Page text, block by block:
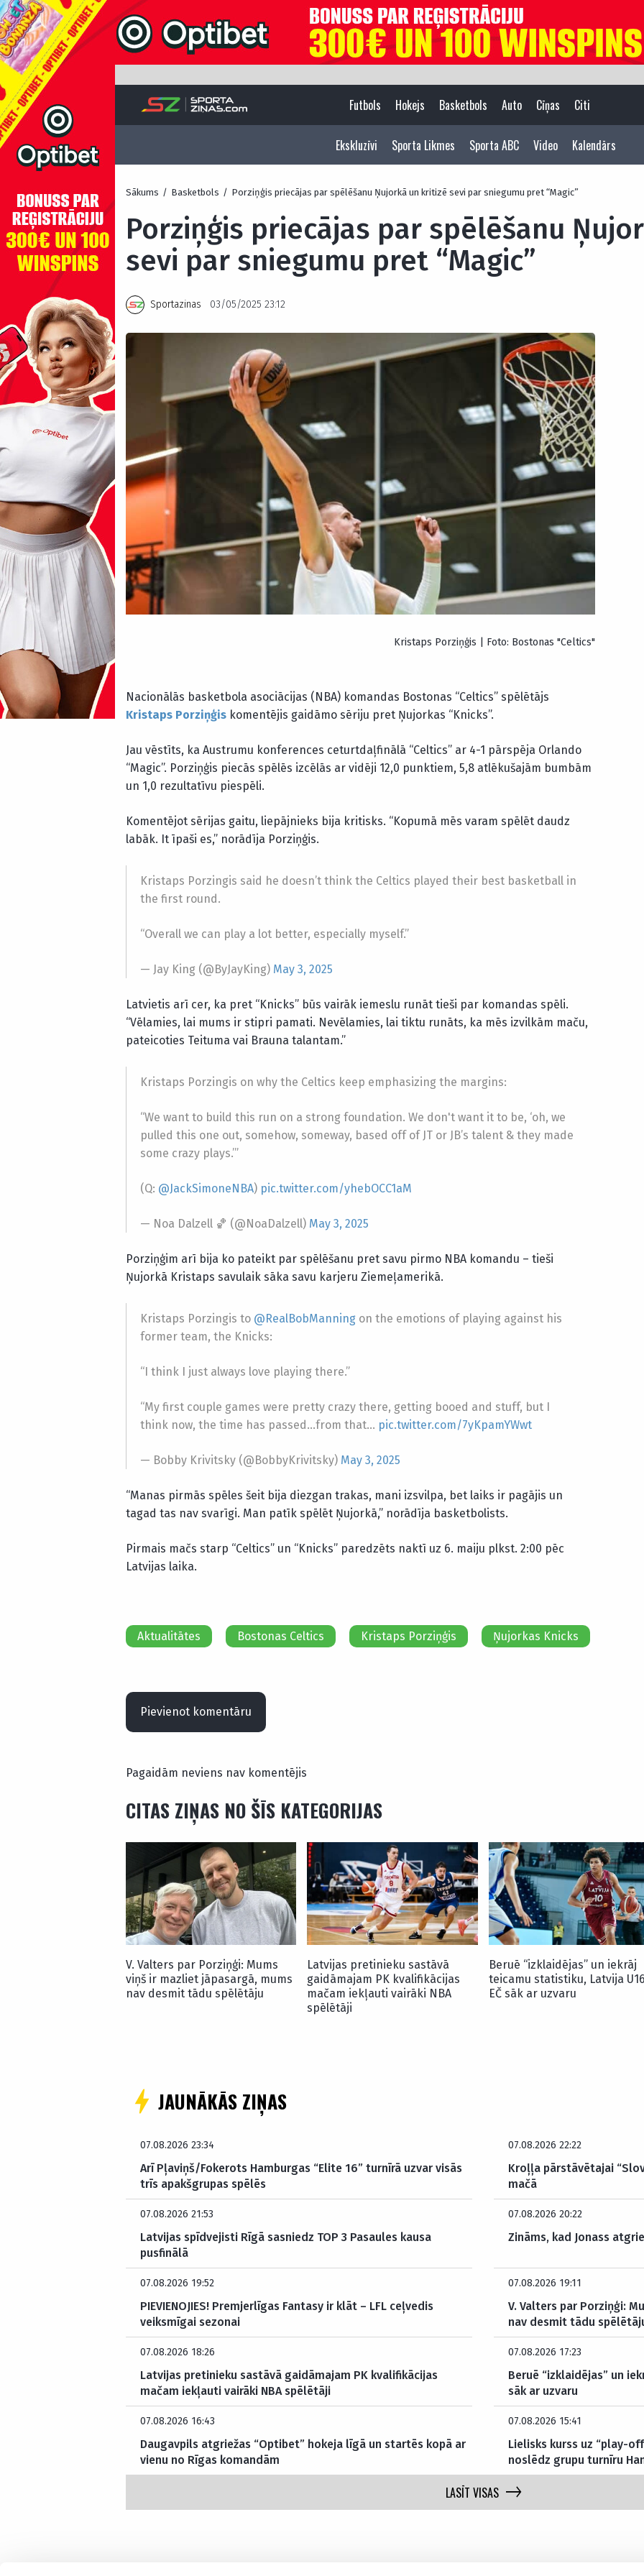
Futbols Hokejs Basketbols Auto Cīņas Citi
Ekskluzīvi Sporta Likmes Sporta ABC Video Kalendārs
Sākums / Basketbols / Porziņģis priecājas par spēlēšanu Ņujorkā un kritizē sevi par sniegumu pret “Magic”
Porziņģis priecājas par spēlēšanu
sevi par sniegumu pret “Magic”
Sportazinas 03/05/2025 23:12
Kristaps Porziņģis | Foto: Bostonas "Celtics"
Nacionālās basketbola asociācijas (NBA) komandas Bostonas “Celtics” spēlētājs
Kristaps Porziņģis komentējis gaidāmo sēriju pret Ņujorkas “Knicks”.
Jau vēstīts, ka Austrumu konferences ceturtdaļfinālā “Celtics” ar 4-1 pārspēja Orlando
“Magic”. Porziņģis piecās spēlēs izcēlās ar vidēji 12,0 punktiem, 5,8 atlēkušajām bumbām
un 1,0 rezultatīvu piespēli.
Komentējot sērijas gaitu, liepājnieks bija kritisks. “Kopumā mēs varam spēlēt daudz
labāk. It īpaši es,” norādīja Porziņģis.
Kristaps Porzingis said he doesn’t think the Celtics played their best basketball in
the first round.
“Overall we can play a lot better, especially myself.”
— Jay King (@ByJayKing) May 3, 2025
Latvietis arī cer, ka pret “Knicks” būs vairāk iemeslu runāt tieši par komandas spēli.
“Vēlamies, lai mums ir stipri pamati. Nevēlamies, lai tiktu runāts, ka mēs izvilkām maču,
pateicoties Teituma vai Brauna talantam.”
Kristaps Porzingis on why the Celtics keep emphasizing the margins:
“We want to build this run on a strong foundation. We don't want it to be, ‘oh, we
pulled this one out, somehow, someway, based off of JT or JB’s talent & they made
some crazy plays.’”
(Q: @JackSimoneNBA) pic.twitter.com/yhebOCC1aM
— Noa Dalzell 🏀 (@NoaDalzell) May 3, 2025
Porziņģim arī bija ko pateikt par spēlēšanu pret savu pirmo NBA komandu – tieši
Ņujorkā Kristaps savulaik sāka savu karjeru Ziemeļamerikā.
Kristaps Porzingis to @RealBobManning on the emotions of playing against his
former team, the Knicks:
“I think I just always love playing there.”
“My first couple games were pretty crazy there, getting booed and stuff, but I
think now, the time has passed…from that… pic.twitter.com/7yKpamYWwt
— Bobby Krivitsky (@BobbyKrivitsky) May 3, 2025
“Manas pirmās spēles šeit bija diezgan trakas, mani izsvilpa, bet laiks ir pagājis un
tagad tas nav svarīgi. Man patīk spēlēt Ņujorkā,” norādīja basketbolists.
Pirmais mačs starp “Celtics” un “Knicks” paredzēts naktī uz 6. maiju plkst. 2:00 pēc
Latvijas laika.
Aktualitātes Bostonas Celtics Kristaps Porziņģis Ņujorkas Knicks
Pievienot komentāru
Pagaidām neviens nav komentējis
CITAS ZIŅAS NO ŠĪS KATEGORIJAS
V. Valters par Porziņģi: Mums
viņš ir mazliet jāpasargā, mums
nav desmit tādu spēlētāju
Latvijas pretinieku sastāvā
gaidāmajam PK kvalifikācijas
mačam iekļauti vairāki NBA
spēlētāji
Beruē “izklaidējas” un iekrāj
teicamu statistiku, Latvija U16
EČ sāk ar uzvaru
JAUNĀKĀS ZIŅAS
07.08.2026 23:34
Arī Pļaviņš/Fokerots Hamburgas “Elite 16” turnīrā uzvar visās
trīs apakšgrupas spēlēs
07.08.2026 22:22
Kroļļa pārstāvētajai
mačā
07.08.2026 21:53
Latvijas spīdvejisti Rīgā sasniedz TOP 3 Pasaules kausa
pusfinālā
07.08.2026 20:22
Zināms, kad Jonass
07.08.2026 19:52
PIEVIENOJIES! Premjerlīgas Fantasy ir klāt – LFL ceļvedis
veiksmīgai sezonai
07.08.2026 19:11
V. Valters par Porziņģi:
nav desmit tādu
07.08.2026 18:26
Latvijas pretinieku sastāvā gaidāmajam PK kvalifikācijas
mačam iekļauti vairāki NBA spēlētāji
07.08.2026 17:23
Beruē “izklaidējas” un
sāk ar uzvaru
07.08.2026 16:43
Daugavpils atgriežas “Optibet” hokeja līgā un startēs kopā ar
vienu no Rīgas komandām
07.08.2026 15:41
Lielisks kurss uz “play-
noslēdz grupu turnīru
LASĪT VISAS